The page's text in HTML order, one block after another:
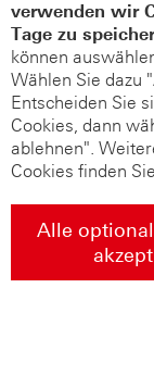
verwenden wir
Tage zu
können
Wählen Sie dazu
Entscheiden Sie
Cookies, dann
ablehnen".
Cookies finden
Alle